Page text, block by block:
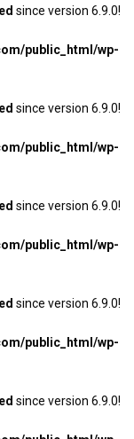
since version 6.9.0!
public_html/wp-
since version 6.9.0!
public_html/wp-
since version 6.9.0!
public_html/wp-
since version 6.9.0!
public_html/wp-
since version 6.9.0!